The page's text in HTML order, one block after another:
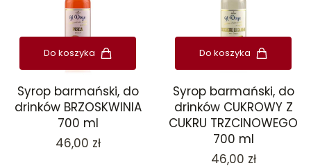
Do koszyka
Syrop barmański, do
drinków BRZOSKWINIA
700 ml
Cena
46,00 zł
Do koszyka
Syrop barmański, do
drinków CUKROWY Z
CUKRU TRZCINOWEGO
700 ml
Cena
46,00 zł